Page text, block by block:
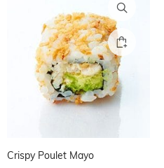
Crispy Poulet Mayo